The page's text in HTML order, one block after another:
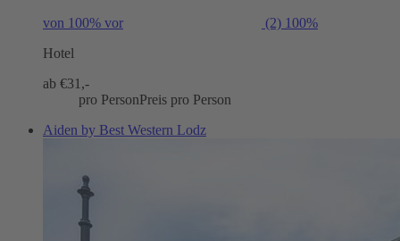
von 100% vor (2) 100%
Hotel
ab €31,-
pro PersonPreis pro Person
Aiden by Best Western Lodz